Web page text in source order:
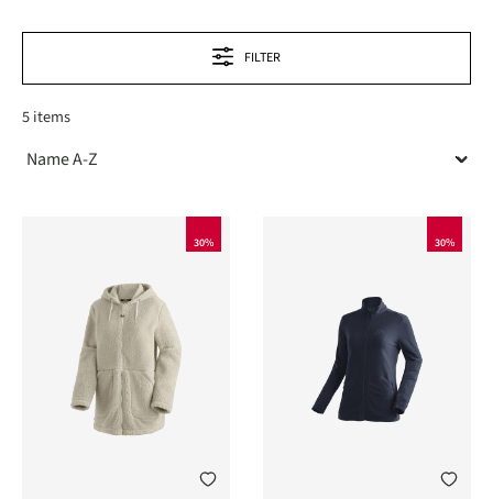
FILTER
5 items
30% 30%